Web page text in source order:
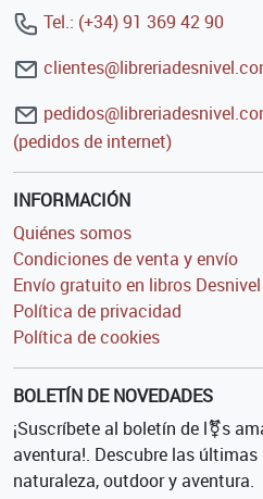
Tel.: (+34) 91 369 42 90
(pedidos de internet)
INFORMACIÓN
Quiénes somos
Condiciones de venta y envío
Envío gratuito en libros Desnivel
Política de privacidad
Política de cookies
BOLETÍN DE NOVEDADES
¡Suscríbete al boletín de l⚧s
aventura!. Descubre las
naturaleza, outdoor y aventura.